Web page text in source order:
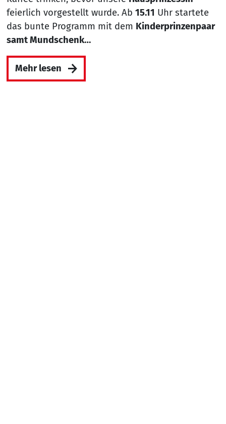
feierlich vorgestellt wurde. Ab 15.11 Uhr startete
das bunte Programm mit dem Kinderprinzenpaar
samt Mundschenk…
Mehr lesen